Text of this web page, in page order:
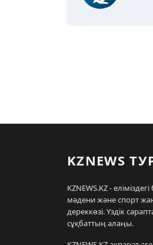
KZNEWS
KZNEWS.KZ -
мәдени және спорт
дереккөзі. Үздік
сұқбаттың алаңы.